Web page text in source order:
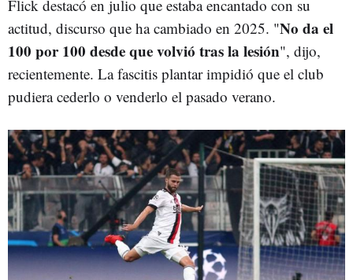
Flick destacó en julio que estaba encantado con su
actitud, discurso que ha cambiado en 2025. "No da el
100 por 100 desde que volvió tras la lesión", dijo,
recientemente. La fascitis plantar impidió que el club
pudiera cederlo o venderlo el pasado verano.